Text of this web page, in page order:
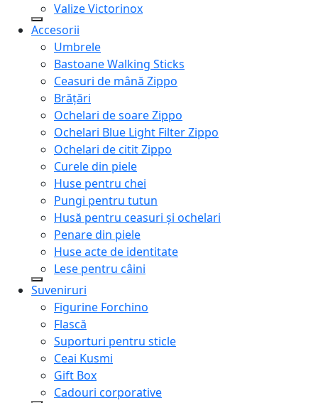
Valize Victorinox
Accesorii
Umbrele
Bastoane Walking Sticks
Ceasuri de mână Zippo
Brățări
Ochelari de soare Zippo
Ochelari Blue Light Filter Zippo
Ochelari de citit Zippo
Curele din piele
Huse pentru chei
Pungi pentru tutun
Husă pentru ceasuri și ochelari
Penare din piele
Huse acte de identitate
Lese pentru câini
Suveniruri
Figurine Forchino
Flască
Suporturi pentru sticle
Ceai Kusmi
Gift Box
Cadouri corporative